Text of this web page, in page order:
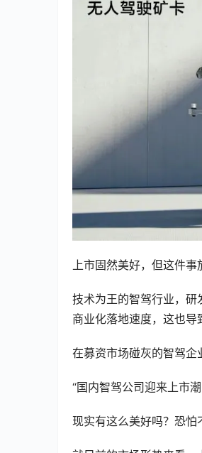
上市固然美好，但这件
技术为王的智驾行业，
商业化落地速度，这也导
在募资市场碰灰的智驾企
“国内智驾公司迎来上市
现实有这么美好吗？恐怕